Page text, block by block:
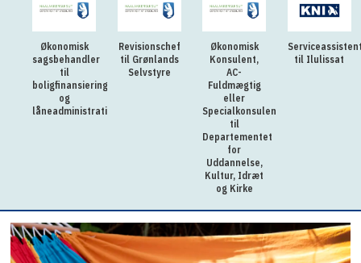
Økonomisk
sagsbehandler
til
boligfinansiering
og
låneadministration
Revisionschef
til Grønlands
Selvstyre
Økonomisk
Konsulent,
AC-
Fuldmægtig
eller
Specialkonsulent
til
Departementet
for
Uddannelse,
Kultur, Idræt
og Kirke
til Ilulissat